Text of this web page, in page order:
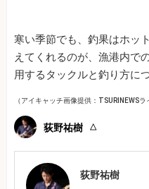
寒い季節でも、釣果はホッ
えてくれるのが、漁港内で
用するタックルと釣り方に
（アイキャッチ画像提供：TSURINEWSラ
荻野祐樹
荻野祐樹